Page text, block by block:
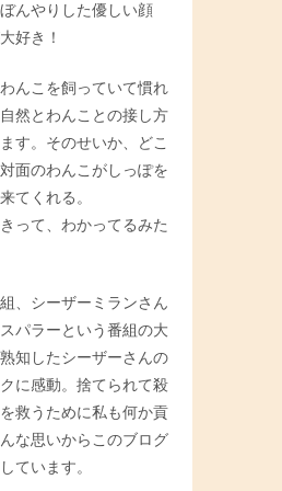
んやりした優しい顔
好き！
んこを飼っていて慣れ
然とわんことの接し方
す。そのせいか、どこ
面のわんこがしっぽを
てくれる。
って、わかってるみた
、シーザーミランさん
パラーという番組の大
知したシーザーさんの
に感動。捨てられて殺
救うために私も何か貢
な思いからこのブログ
ています。